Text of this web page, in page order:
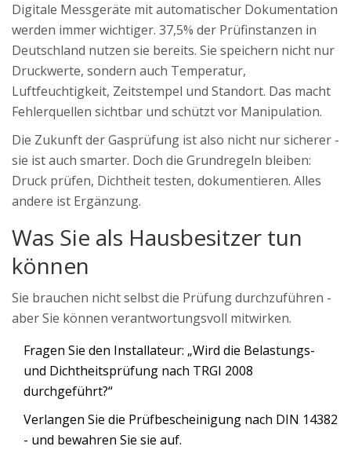
Digitale Messgeräte mit automatischer Dokumentation
werden immer wichtiger. 37,5% der Prüfinstanzen in
Deutschland nutzen sie bereits. Sie speichern nicht nur
Druckwerte, sondern auch Temperatur,
Luftfeuchtigkeit, Zeitstempel und Standort. Das macht
Fehlerquellen sichtbar und schützt vor Manipulation.
Die Zukunft der Gasprüfung ist also nicht nur sicherer -
sie ist auch smarter. Doch die Grundregeln bleiben:
Druck prüfen, Dichtheit testen, dokumentieren. Alles
andere ist Ergänzung.
Was Sie als Hausbesitzer tun
können
Sie brauchen nicht selbst die Prüfung durchzuführen -
aber Sie können verantwortungsvoll mitwirken.
Fragen Sie den Installateur: „Wird die Belastungs-
und Dichtheitsprüfung nach TRGI 2008
durchgeführt?“
Verlangen Sie die Prüfbescheinigung nach DIN 14382
- und bewahren Sie sie auf.